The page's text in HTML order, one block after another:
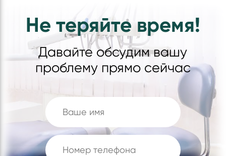
Не теряйте время!
Давайте обсудим вашу
проблему прямо сейчас